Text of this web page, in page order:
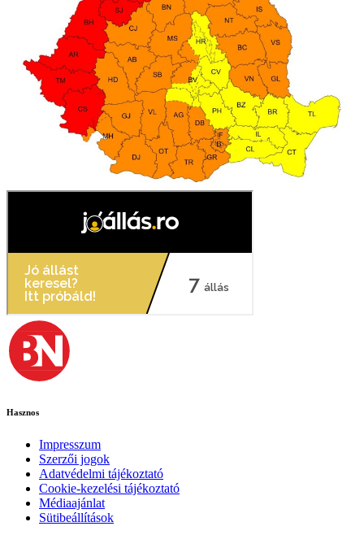
Hasznos
Impresszum
Szerzői jogok
Adatvédelmi tájékoztató
Cookie-kezelési tájékoztató
Médiaajánlat
Sütibeállítások